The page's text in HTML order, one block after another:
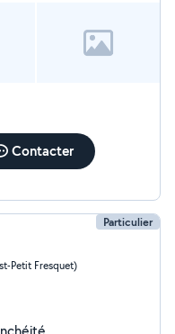
Contacter
Particulier
Petit Fresquet)